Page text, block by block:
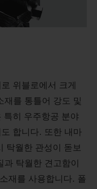
위블로에서 크게
재를 통틀어 강도 및
특히 우주항공 분야
합니다. 또한 내마
탁월한 관성이 돋보
탁월한 견고함이
재를 사용합니다. 폴